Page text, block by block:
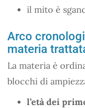
il mito è
Arco
materia
La materia è
blocchi di
l’età dei